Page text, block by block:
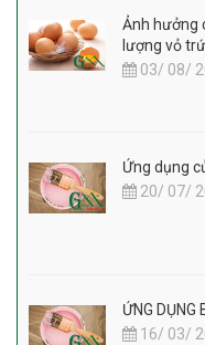
Ảnh hưởng
lượng vỏ
03/ 08/
Ứng dụng
20/ 07/
ỨNG DỤNG
16/ 03/